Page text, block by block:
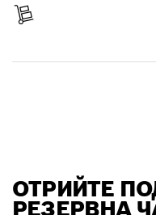
ОТРИЙТЕ
РЕЗЕРВНА